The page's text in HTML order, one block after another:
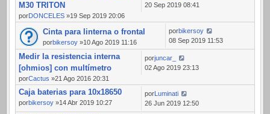
M30 TRITON
porDONCELES »19 Sep 2019 20:06
20 Sep 2019 08:41
Cinta para linterna o frontal
porbikersoy »10 Ago 2019 11:16
porbikersoy
08 Sep 2019 11:53
Medir la resistencia interna
[ohmios] con multímetro
porCactus »21 Ago 2016 20:31
porjuncar_
02 Ago 2019 23:13
Caja baterias para 10x18650
porbikersoy »14 Abr 2019 10:27
por Luminati
26 Jun 2019 12:50